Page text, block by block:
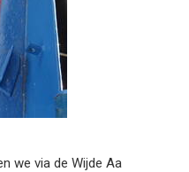
we via de Wijde Aa